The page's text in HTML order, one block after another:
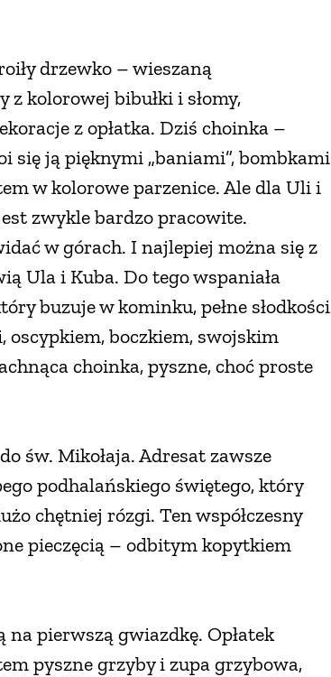
drzewko – wieszaną
z kolorowej bibułki i słomy,
z opłatka. Dziś choinka –
się ją pięknymi „baniami”, bombkami
w kolorowe parzenice. Ale dla Uli i
zwykle bardzo pracowite.
w górach. I najlepiej można się z
Ula i Kuba. Do tego wspaniała
buzuje w kominku, pełne słodkości
oscypkiem, boczkiem, swojskim
choinka, pyszne, choć proste
św. Mikołaja. Adresat zawsze
podhalańskiego świętego, który
chętniej rózgi. Ten współczesny
pieczęcią – odbitym kopytkiem
na pierwszą gwiazdkę. Opłatek
pyszne grzyby i zupa grzybowa,